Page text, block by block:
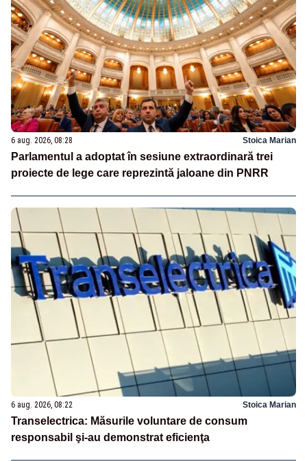
6 aug. 2026, 08:28 Stoica Marian
Parlamentul a adoptat în sesiune extraordinară trei
proiecte de lege care reprezintă jaloane din PNRR
6 aug. 2026, 08:22 Stoica Marian
Transelectrica: Măsurile voluntare de consum
responsabil şi-au demonstrat eficienţa